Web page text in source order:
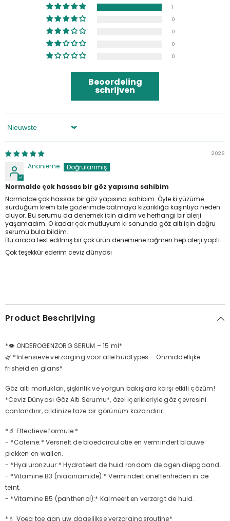
1
0
0
0
0
Beoordeling
schrijven
Sorteren Op
2026
Anonieme
Normalde çok hassas bir göz yapısına sahibim
Normalde çok hassas bir göz yapısına sahibim. Öyle ki yüzüme
sürdüğüm krem bile gözlerimde batmaya kızarıklığa kaşıntıya neden
oluyor. Bu serumu da denemek için aldım ve herhangi bir alerji
yaşamadım. O kadar çok mutluyum ki sonunda göz altı için doğru
serumu bula bildim.
Bu arada test edilmiş bir çok ürün denemene rağmen hep alerji yaptı.
Çok teşekkür ederim ceviz dünyası
Product Beschrijving
*👁 ONDEROGENZORG SERUM – 15 ml*
🌿 *Intensieve verzorging voor alle huidtypes – Onmiddellijke
frisheid en glans*
Göz altı morlukları, şişkinlik ve yorgun bakışlara karşı etkili çözüm!
*Ceviz Dünyası Göz Altı Serumu*, özel içerikleriyle göz çevresini
canlandırır, cildinize taze bir görünüm kazandırır.
*🔬 Effectieve formule:*
- *Cafeïne:* Versnelt de bloedcirculatie en vermindert blauwe
plekken en wallen.
- *Hyaluronzuur:* Hydrateert de huid rondom de ogen diepgaand.
- *Vitamine B3 (niacinamide):* Vermindert oneffenheden in de
teint.
- *Vitamine B5 (panthenol):* Kalmeert en verzorgt de huid.
*💧 Voeg toe aan uw dagelijkse verzorgingsroutine*